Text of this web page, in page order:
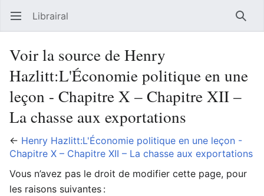
Ouvrir le menu principal Librairal
Voir la source de Henry
Hazlitt:L'Économie politique en une
leçon - Chapitre X – Chapitre XII –
La chasse aux exportations
← Henry Hazlitt:L'Économie politique en une leçon -
Chapitre X – Chapitre XII – La chasse aux exportations
Vous n’avez pas le droit de modifier cette page, pour
les raisons suivantes :